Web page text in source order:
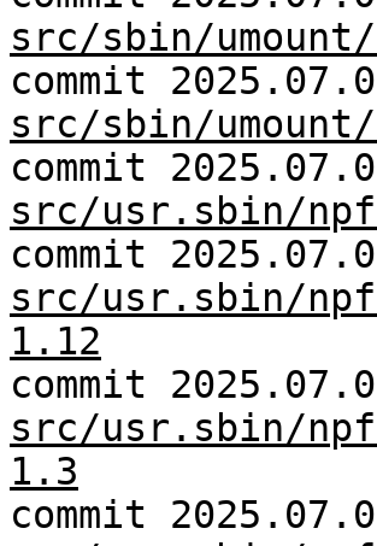
src/sbin/
commit
src/sbin/
commit
src/usr.sbin/
commit
src/usr.sbin/
1.12
commit
src/usr.sbin/
1.3
commit